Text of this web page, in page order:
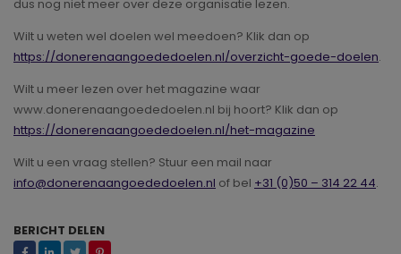
dus nog niet meer over deze organisatie lezen.
Wilt u weten wel doelen wel meedoen? Klik dan op
https://donerenaangoededoelen.nl/overzicht-goede-doelen.
Wilt u meer lezen over het magazine waar
www.donerenaangoededoelen.nl bij hoort? Klik dan op
https://donerenaangoededoelen.nl/het-magazine
Wilt u een vraag stellen? Stuur een mail naar
info@donerenaangoededoelen.nl of bel +31 (0)50 – 314 22 44.
BERICHT DELEN